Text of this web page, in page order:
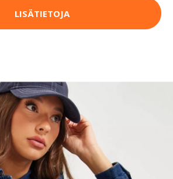
LISÄTIETOJA